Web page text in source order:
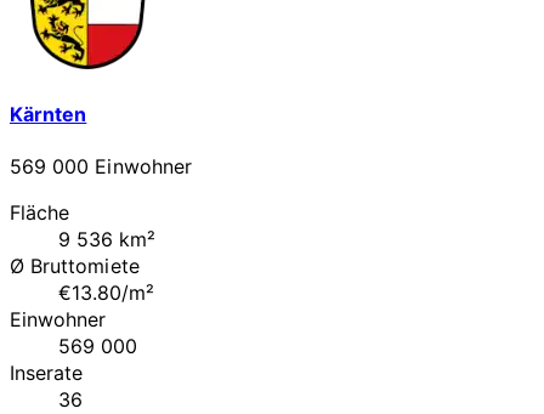
Kärnten
569 000 Einwohner
Fläche
9 536 km²
Ø Bruttomiete
€13.80/m²
Einwohner
569 000
Inserate
36